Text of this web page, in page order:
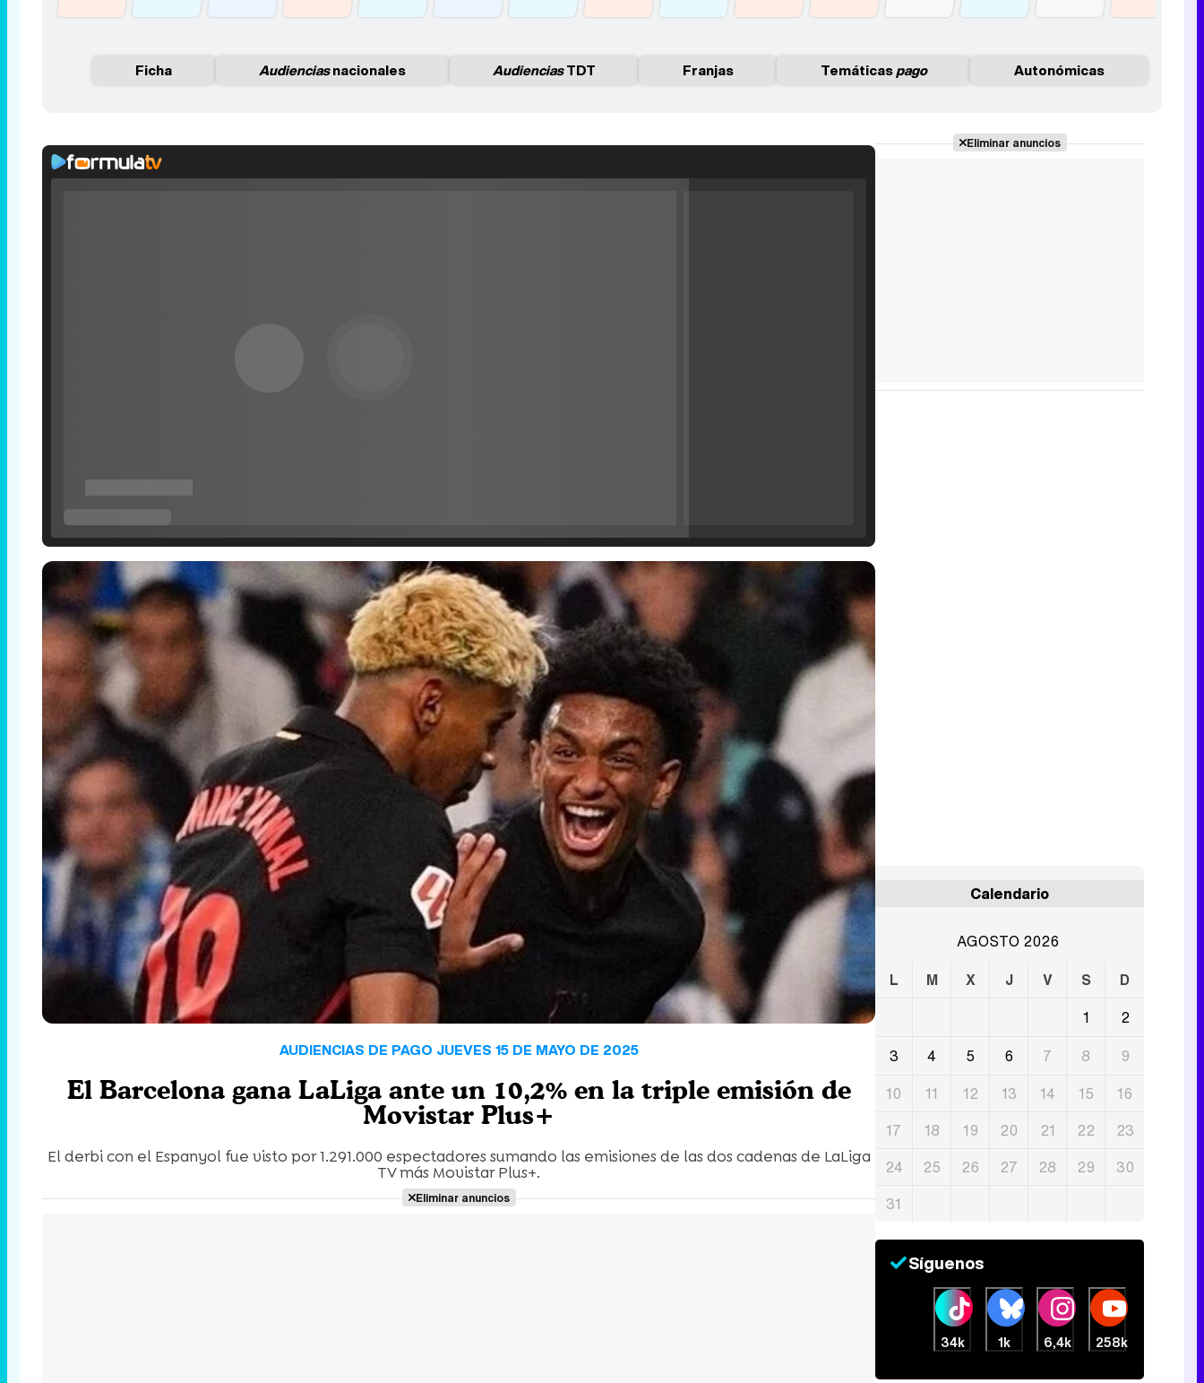
Ficha Audienciasnacionales AudienciasTDT Franjas Temáticaspago Autonómicas
Canción ganadora de Eurovisión 2026: DARA con "Bangaranga" por Bulgaria
AUDIENCIAS DE PAGO JUEVES 15 DE MAYO DE 2025
El Barcelona gana LaLiga ante un 10,2% en la triple emisión de
Movistar Plus+
El derbi con el Espanyol fue visto por 1.291.000 espectadores sumando las emisiones de las dos cadenas de LaLiga
TV más Movistar Plus+.
Eliminar anuncios
Eliminar anuncios
Calendario
AGOSTO 2026
L
M X J V S
D
1
2
3
4 5 6 7 8
9
10
11 12 13 14 15
16
17
18 19 20 21 22
23
24
25 26 27 28 29
30
31
Síguenos
34k 1k 6,4k 258k